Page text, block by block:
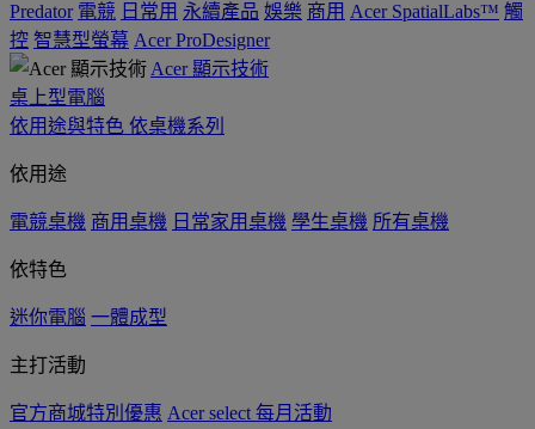
Predator 電競 日常用 永續產品 娛樂 商用 Acer SpatialLabs™ 觸
控 智慧型螢幕 Acer ProDesigner
Acer 顯示技術
桌上型電腦
依用途與特色 依桌機系列
依用途
電競桌機 商用桌機 日常家用桌機 學生桌機 所有桌機
依特色
迷你電腦 一體成型
主打活動
官方商城特別優惠 Acer select 每月活動